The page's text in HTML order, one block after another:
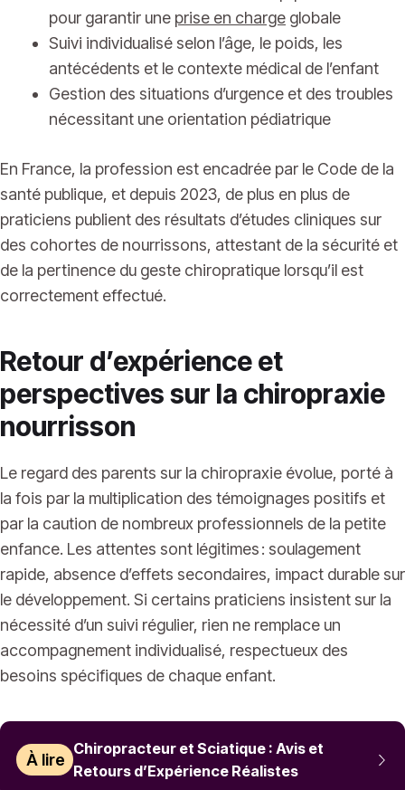
pour garantir une prise en charge globale
Suivi individualisé selon l’âge, le poids, les
antécédents et le contexte médical de l’enfant
Gestion des situations d’urgence et des troubles
nécessitant une orientation pédiatrique
En France, la profession est encadrée par le Code de la
santé publique, et depuis 2023, de plus en plus de
praticiens publient des résultats d’études cliniques sur
des cohortes de nourrissons, attestant de la sécurité et
de la pertinence du geste chiropratique lorsqu’il est
correctement effectué.
Retour d’expérience et
perspectives sur la chiropraxie
nourrisson
Le regard des parents sur la chiropraxie évolue, porté à
la fois par la multiplication des témoignages positifs et
par la caution de nombreux professionnels de la petite
enfance. Les attentes sont légitimes : soulagement
rapide, absence d’effets secondaires, impact durable sur
le développement. Si certains praticiens insistent sur la
nécessité d’un suivi régulier, rien ne remplace un
accompagnement individualisé, respectueux des
besoins spécifiques de chaque enfant.
À lire
Chiropracteur et Sciatique : Avis et
Retours d’Expérience Réalistes